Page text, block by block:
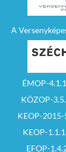
A
ÉMOP-
KÖZOP-
KEOP-
KEOP-
EFOP-